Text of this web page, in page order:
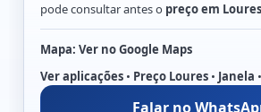
pode consultar antes o preço em Loures
Mapa: Ver no Google Maps
Ver aplicações • Preço Loures • Janela •
Falar no